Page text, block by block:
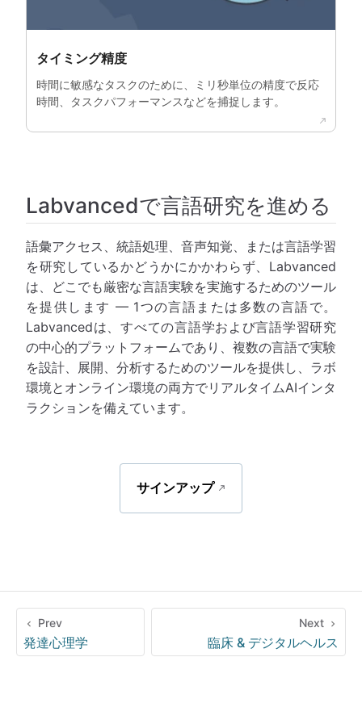
タイミング精度
時間に敏感なタスクのために、ミリ秒単位の精度で反応
時間、タスクパフォーマンスなどを捕捉します。
Labvancedで言語研究を進める
語彙アクセス、統語処理、音声知覚、または言語学習
を研究しているかどうかにかかわらず、Labvanced
は、どこでも厳密な言語実験を実施するためのツール
を提供します — 1つの言語または多数の言語で。
Labvancedは、すべての言語学および言語学習研究
の中心的プラットフォームであり、複数の言語で実験
を設計、展開、分析するためのツールを提供し、ラボ
環境とオンライン環境の両方でリアルタイムAIインタ
ラクションを備えています。
サインアップ
Prev
発達心理学
Next
臨床 & デジタルヘルス